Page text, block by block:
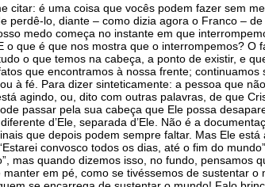
citar: é uma coisa que vocês podem fazer sem
perdê-lo, diante – como dizia agora o Franco –
medo começa no instante em que
que é que nos mostra que o interrompemos?
o que temos na cabeça, a ponto de existir, e
que encontramos à nossa frente;
à fé. Para dizer sinteticamente: a pessoa que
agindo, ou, dito com outras palavras, de que
passar pela sua cabeça que Ele possa
d’Ele, separada d’Ele. Não é a
que depois podem sempre faltar. Mas Ele
convosco todos os dias, até o fim do
mas quando dizemos isso, no fundo,
em pé, como se tivéssemos de sustentar